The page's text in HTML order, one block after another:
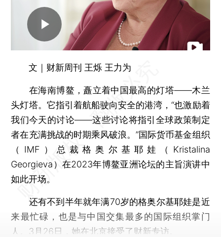
文｜财新周刊 王烁 王力为
在海南博鳌，矗立着中国最高的灯塔——木兰
头灯塔。它指引着航船驶向安全的港湾，“也激励着
我们今天的讨论——这些讨论将指引全球政策制定
者在充满挑战的时期乘风破浪。”国际货币基金组织
（IMF）总裁格奥尔基耶娃（Kristalina
Georgieva）在2023年博鳌亚洲论坛的主旨演讲中
如此开场。
还有不到半年就年满70岁的格奥尔基耶娃是近
来最忙碌，也是与中国交集最多的国际组织掌门
人。3月26日，她在北京接受了财新专访。